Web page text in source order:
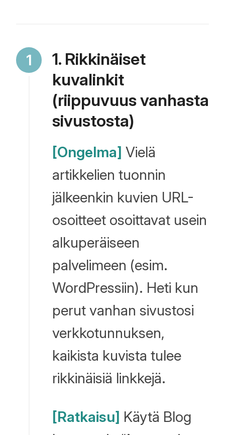
1. Rikkinäiset
kuvalinkit
(riippuvuus vanhasta
sivustosta)
[Ongelma] Vielä
artikkelien tuonnin
jälkeenkin kuvien URL-
osoitteet osoittavat usein
alkuperäiseen
palvelimeen (esim.
WordPressiin). Heti kun
perut vanhan sivustosi
verkkotunnuksen,
kaikista kuvista tulee
rikkinäisiä linkkejä.
[Ratkaisu] Käytä Blog